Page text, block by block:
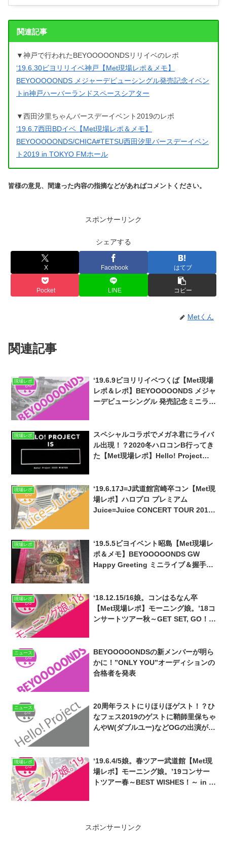
関連記事
▼神戸で行われたBEYOOOOONDSリリイベのレポ
‘19.6.30ビヨリリイベ神戸【Met現場レポ＆メモ】
BEYOOOOONDS メジャーデビューシングル発売記念イベン
トin神戸ハーバーランドスペースシアター
▼西田汐里ちゃんバースデーイベント2019のレポ
‘19.6.7西田BDイベ【Met現場レポ＆メモ】
BEYOOOOONDS/CHICA#TETSU西田汐里バースデーイベン
ト2019 in TOKYO FMホール
皆様の意見、間違った内容の指摘などがあればコメントください。
スポンサーリンク
シェアする
X Facebook はてブ
Pocket LINE コピー
Metくん
関連記事
現場レポ
‘19.6.9ビヨリリイベつくば【Met現場
レポ＆レポ】BEYOOOOONDS メジャ
ーデビューシングル 発売記念ミニライ
現場レポ
スペシャルコラボでメガネ君にライバ
ル出現！？2020冬ハロコンB行ってき
た【Met現場レポ】Hello! Project
現場レポ
‘19.6.17J=J武道館宮崎卒コン【Met現
場レポ】ハロプロ プレミアム
Juice=Juice CONCERT TOUR 2019
現場レポ
‘19.5.5ビヨイベント昭島【Met現場レ
ポ＆メモ】BEYOOOOONDS GW
Happy Greeting ミニライブ＆握手会
現場レポ
‘18.12.15/16娘。コンはるなん卒
【Met現場レポ】モーニング娘。’18コ
ンサートツアー秋～GET SET, GO！～
ニュース
BEYOOOOONDSの新メンバーが明ら
かに！”ONLY YOU”オーディションの
合格者を発表
ニュース
20周年ラストにりほりほゲスト！？ひ
なフェス2019のゲストに鞘師里保ちゃ
んやW(ダブルユー)などOGの出演が決
現場レポ
‘19.6.4/5娘。春ツアー武道館【Met現
場レポ】モーニング娘。’19コンサー
トツアー春～BEST WISHES！～ in 日
スポンサーリンク